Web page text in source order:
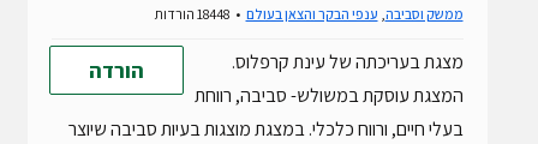
ממשק וסביבה, ענפי הבקר והצאן בעולם
הורדה
מצגת בעריכתה של עינת קרפלוס.
המצגת עוסקת במשולש- סביבה, רווחת
בעלי חיים, ורווח כלכלי. במצגת מוצגות בעיות סביבה שיוצר